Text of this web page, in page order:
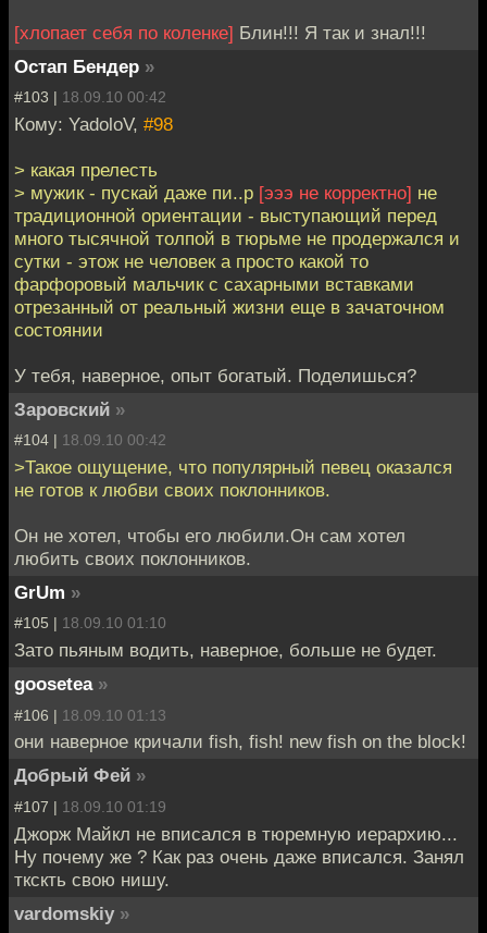
[хлопает себя по коленке] Блин!!! Я так и знал!!!
Остап Бендер »
#103 | 18.09.10 00:42
Кому: YadoloV, #98
> какая прелесть
> мужик - пускай даже пи..р [эээ не корректно] не
традиционной ориентации - выступающий перед
много тысячной толпой в тюрьме не продержался и
сутки - этож не человек а просто какой то
фарфоровый мальчик с сахарными вставками
отрезанный от реальный жизни еще в зачаточном
состоянии
У тебя, наверное, опыт богатый. Поделишься?
Заровский »
#104 | 18.09.10 00:42
>Такое ощущение, что популярный певец оказался
не готов к любви своих поклонников.
Он не хотел, чтобы его любили.Он сам хотел
любить своих поклонников.
GrUm »
#105 | 18.09.10 01:10
Зато пьяным водить, наверное, больше не будет.
goosetea »
#106 | 18.09.10 01:13
они наверное кричали fish, fish! new fish on the block!
Добрый Фей »
#107 | 18.09.10 01:19
Джорж Майкл не вписался в тюремную иерархию...
Ну почему же ? Как раз очень даже вписался. Занял
ткскть свою нишу.
vardomskiy »